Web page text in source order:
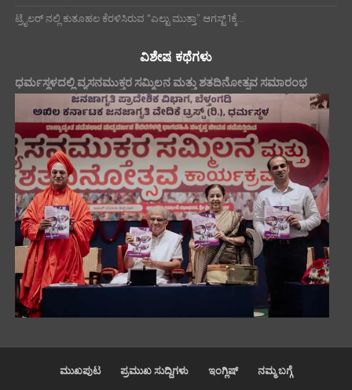
ಟ್ರೈಲರ್ ನಲ್ಲಿ ಕುತೂಹಲ ಕೆರಳಿಸಿರುವ “ಎಲ್ಟು ಮುತ್ತಾ” ಆಗಸ್ಟ್ 1ಕ್ಕೆ...
ವಿಶೇಷ ಕಥೆಗಳು
ಧರ್ಮಸ್ಥಳದಲ್ಲಿ ವ್ಯಸನಮುಕ್ತರ ಸಮ್ಮಿಲನ ಮತ್ತು ಶತದಿನೋತ್ಸವ ಸಮಾರಂಭ
ಮುಖಪುಟ ಪ್ರಮುಖ ಸುದ್ದಿಗಳು ಇಂಗ್ಲಿಷ್ ನಮ್ಮ ಬಗ್ಗೆ